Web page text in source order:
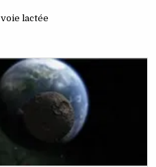
voie lactée
Posted